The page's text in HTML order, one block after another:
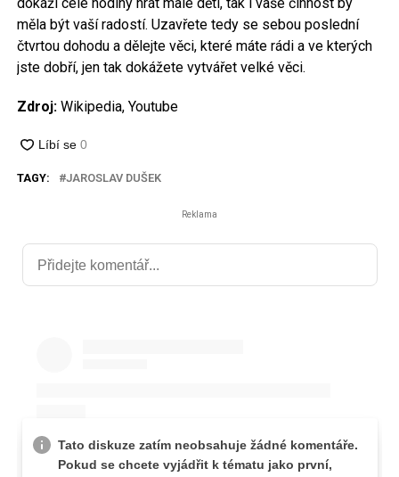
měla být vaší radostí. Uzavřete tedy se sebou poslední
čtvrtou dohodu a dělejte věci, které máte rádi a ve kterých
jste dobří, jen tak dokážete vytvářet velké věci.
Zdroj: Wikipedia, Youtube
TAGY: JAROSLAV DUŠEK
Reklama